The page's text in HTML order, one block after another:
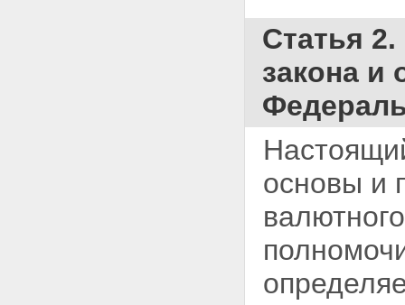
Статья
закона и
основы и